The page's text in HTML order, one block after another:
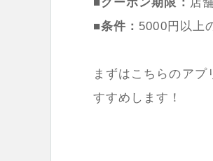
■条件： 5000円以上
まずはこちらのア
すすめします！